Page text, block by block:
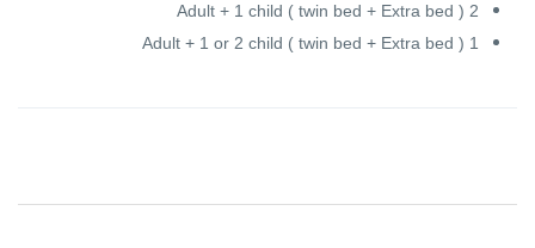
2 Adult + 1 child ( twin bed + Extra bed )
1 Adult + 1 or 2 child ( twin bed + Extra bed )